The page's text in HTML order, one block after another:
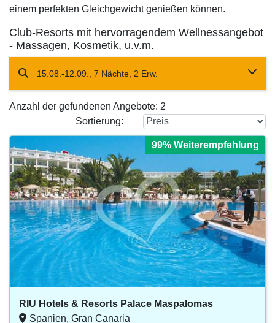
einem perfekten Gleichgewicht genießen können.
Club-Resorts mit hervorragendem Wellnessangebot
- Massagen, Kosmetik, u.v.m.
15.08.-12.09., 7 Nächte, 2 Erw.
Anzahl der gefundenen Angebote: 2
Sortierung:
99% Weiterempfehlung
99% Weiterempfehlung
99% Weiterempfehlung
99% Weiterempfehlung
99% Weiterempfehlung
RIU Hotels & Resorts Palace Maspalomas
Spanien, Gran Canaria